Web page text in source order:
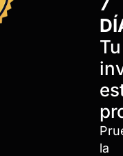
Tu
la